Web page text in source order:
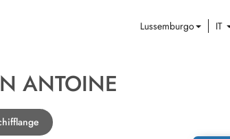
Lussemburgo IT
ANTOINE